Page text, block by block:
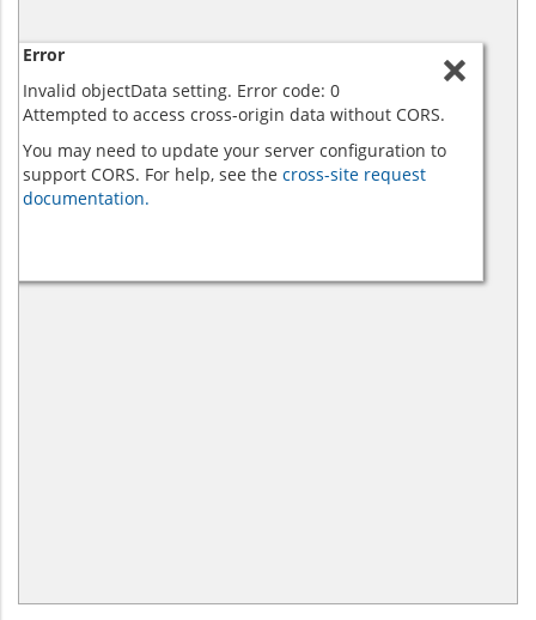
Error
Invalid objectData setting. Error code: 0
Attempted to access cross-origin data without CORS.
You may need to update your server configuration to
support CORS. For help, see the cross-site request
documentation.